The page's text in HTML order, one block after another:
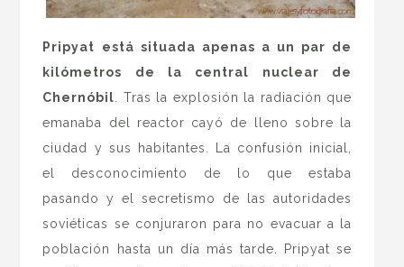
Pripyat está situada apenas a un par de
kilómetros de la central nuclear de
Chernóbil . Tras la explosión la radiación que
emanaba del reactor cayó de lleno sobre la
ciudad y sus habitantes. La confusión inicial,
el desconocimiento de lo que estaba
pasando y el secretismo de las autoridades
soviéticas se conjuraron para no evacuar a la
población hasta un día más tarde. Pripyat se